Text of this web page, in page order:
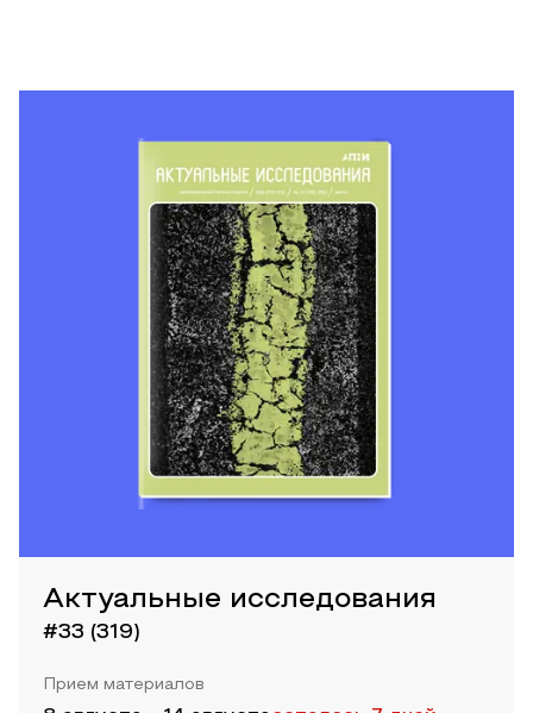
Актуальные исследования
#33 (319)
Прием материалов